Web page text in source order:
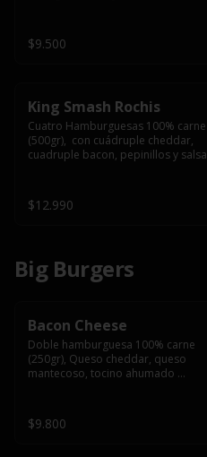
$9.500
King Smash Rochis
Cuatro Hamburguesas 100% carne
(500gr),  con cuádruple cheddar,
cuadruple bacon, pepinillos y salsa
$12.990
Big Burgers
Bacon Cheese
Doble hamburguesa 100% carne
(250gr), Queso cheddar, queso
mantecoso, tocino ahumado
brioche y acompañado de papas
fritas.
$9.800